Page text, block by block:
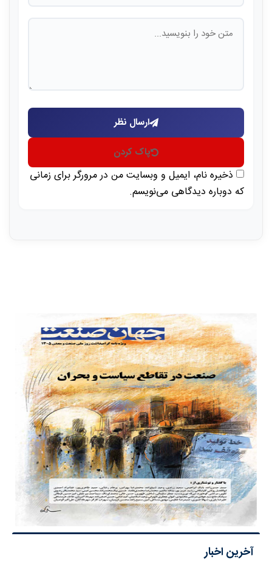
ارسال نظر
پاک کردن
ذخیره نام، ایمیل و وبسایت من در مرورگر برای زمانی
که دوباره دیدگاهی می‌نویسم.
آخرین اخبار